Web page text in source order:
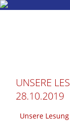
UNSERE
28.10.2019
Unsere